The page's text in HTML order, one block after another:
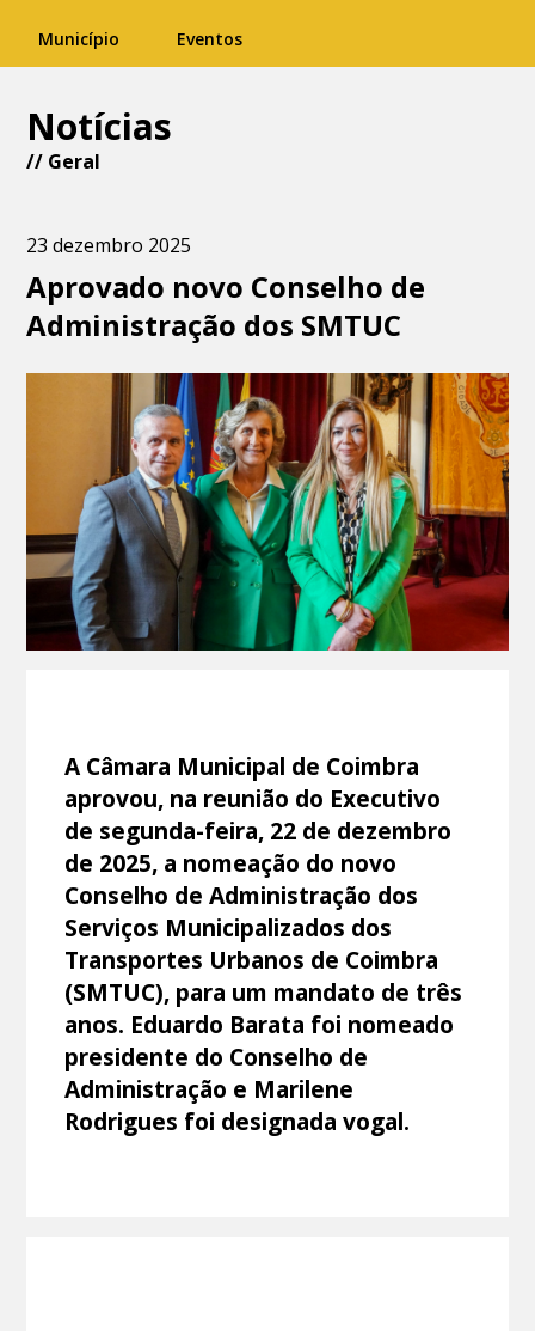
Município Eventos
Notícias
// Geral
23 dezembro 2025
Aprovado novo Conselho de
Administração dos SMTUC
A Câmara Municipal de Coimbra
aprovou, na reunião do Executivo
de segunda-feira, 22 de dezembro
de 2025, a nomeação do novo
Conselho de Administração dos
Serviços Municipalizados dos
Transportes Urbanos de Coimbra
(SMTUC), para um mandato de três
anos. Eduardo Barata foi nomeado
presidente do Conselho de
Administração e Marilene
Rodrigues foi designada vogal.